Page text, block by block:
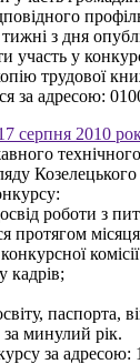
з дня
участь у
трудової
за адресою:
серпня 2010
роботи з
кадрів;
паспорта,
минулий рік.
за адресою: